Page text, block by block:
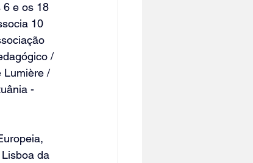
6 e os 18
10
/
Lumière /
-
da